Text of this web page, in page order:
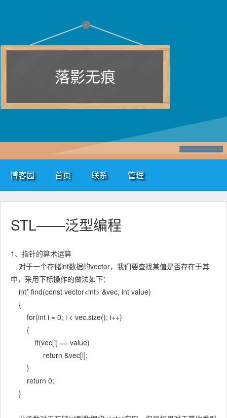
落影无痕
博客园 首页 联系 管理
STL——泛型编程
1、指针的算术运算
对于一个存储int数据的vector，我们要查找某值是否存在于其
中，采用下标操作的做法如下：
int* find(const vector<int> &vec, int value)
{
for(int i = 0; i < vec.size(); i++)
{
if(vec[i] == value)
return &vec[i];
}
return 0;
}